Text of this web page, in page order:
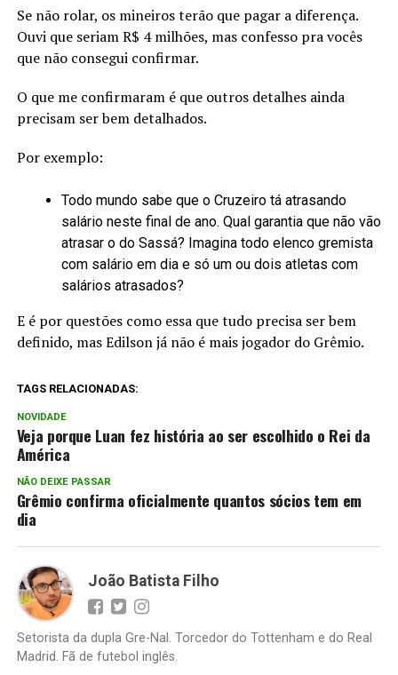
Se não rolar, os mineiros terão que pagar a diferença.
Ouvi que seriam R$ 4 milhões, mas confesso pra vocês
que não consegui confirmar.
O que me confirmaram é que outros detalhes ainda
precisam ser bem detalhados.
Por exemplo:
Todo mundo sabe que o Cruzeiro tá atrasando
salário neste final de ano. Qual garantia que não vão
atrasar o do Sassá? Imagina todo elenco gremista
com salário em dia e só um ou dois atletas com
salários atrasados?
E é por questões como essa que tudo precisa ser bem
definido, mas Edilson já não é mais jogador do Grêmio.
TAGS RELACIONADAS:
NOVIDADE
Veja porque Luan fez história ao ser escolhido o Rei da
América
NÃO DEIXE PASSAR
Grêmio confirma oficialmente quantos sócios tem em
dia
João Batista Filho
Setorista da dupla Gre-Nal. Torcedor do Tottenham e do Real
Madrid. Fã de futebol inglês.